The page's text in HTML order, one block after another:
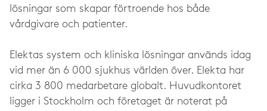
lösningar som skapar förtroende hos både
vårdgivare och patienter.
Elektas system och kliniska lösningar används idag
vid mer än 6 000 sjukhus världen över. Elekta har
cirka 3 800 medarbetare globalt. Huvudkontoret
ligger i Stockholm och företaget är noterat på